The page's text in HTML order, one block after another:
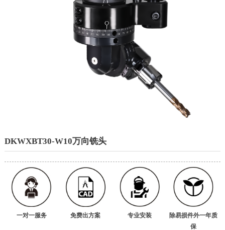
DKWXBT30-W10万向铣头
一对一服务 免费出方案 专业安装
除易损件外一年质
保